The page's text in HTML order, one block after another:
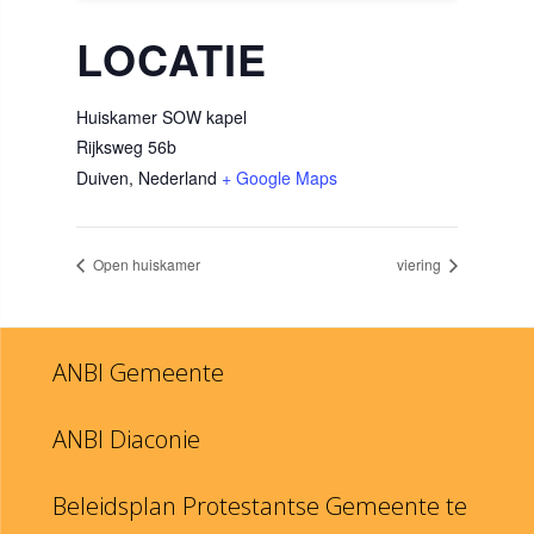
LOCATIE
Huiskamer SOW kapel
Rijksweg 56b
Duiven, Nederland + Google Maps
Open huiskamer viering
ANBI Gemeente
ANBI Diaconie
Beleidsplan Protestantse Gemeente te